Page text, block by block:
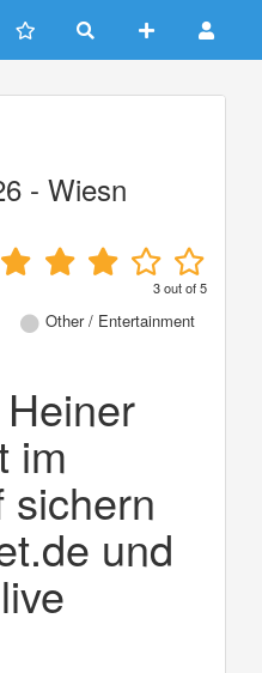
- Wiesn
3out of5
Other / Entertainment
im
sichern
und